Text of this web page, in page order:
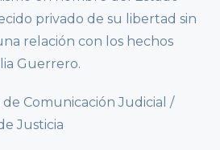
privado de su libertad sin
relación con los hechos
Guerrero.
de Comunicación Judicial /
Justicia